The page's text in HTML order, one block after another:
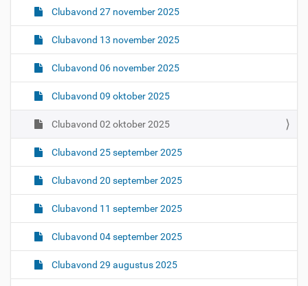
i
Clubavond 27 november 2025
Clubavond 13 november 2025
Clubavond 06 november 2025
Clubavond 09 oktober 2025
Clubavond 02 oktober 2025
Clubavond 25 september 2025
Clubavond 20 september 2025
Clubavond 11 september 2025
Clubavond 04 september 2025
Clubavond 29 augustus 2025